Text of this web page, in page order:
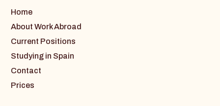
Home
About Work Abroad
Current Positions
Studying in Spain
Contact
Prices